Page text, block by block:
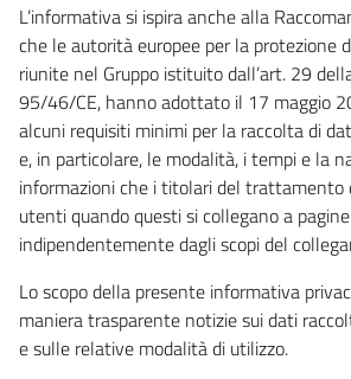
L’informativa si ispira anche alla
che le autorità europee per la protezione
riunite nel Gruppo istituito dall’art. 29
95/46/CE, hanno adottato il 17 maggio
alcuni requisiti minimi per la raccolta di
e, in particolare, le modalità, i tempi e la
informazioni che i titolari del trattamento
utenti quando questi si collegano a
indipendentemente dagli scopi del
Lo scopo della presente informativa
maniera trasparente notizie sui dati
e sulle relative modalità di utilizzo.